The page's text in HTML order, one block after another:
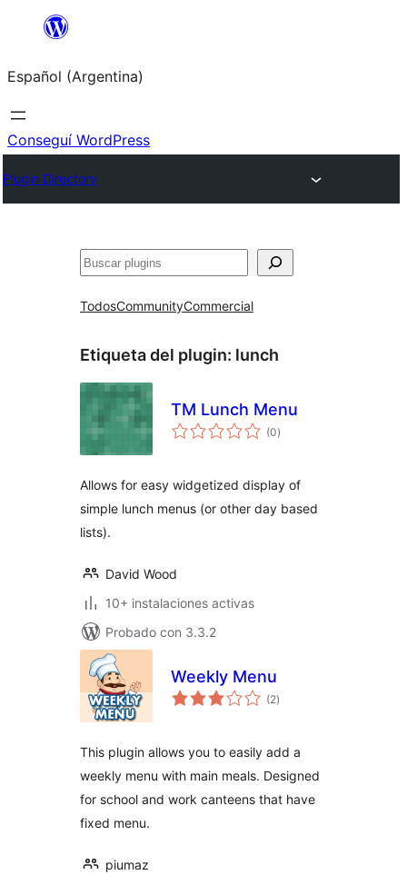
Saltar
contenido
Español (Argentina)
Conseguí WordPress
Plugin Directory
Buscar
TodosCommunityCommercial
Etiqueta del plugin: lunch
TM Lunch Menu
(0total
de
)
Allows for easy widgetized display of
simple lunch menus (or other day based
lists).
David Wood
10+ instalaciones activas
Probado con 3.3.2
Weekly Menu
(2total
de
)
This plugin allows you to easily add a
weekly menu with main meals. Designed
for school and work canteens that have
fixed menu.
piumaz